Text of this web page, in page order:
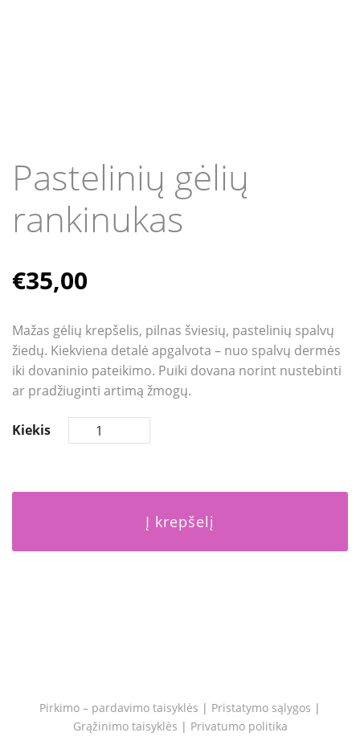
Pastelinių gėlių
rankinukas
€35,00
Mažas gėlių krepšelis, pilnas šviesių, pastelinių spalvų
žiedų. Kiekviena detalė apgalvota – nuo spalvų dermės
iki dovaninio pateikimo. Puiki dovana norint nustebinti
ar pradžiuginti artimą žmogų.
Kiekis
Į krepšelį
Pirkimo – pardavimo taisyklės | Pristatymo sąlygos |
Grąžinimo taisyklės | Privatumo politika